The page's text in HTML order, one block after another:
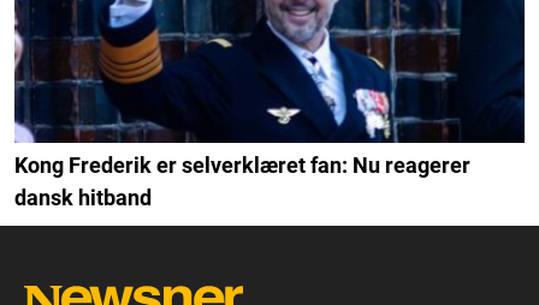
Kong Frederik er selverklæret fan: Nu reagerer
dansk hitband